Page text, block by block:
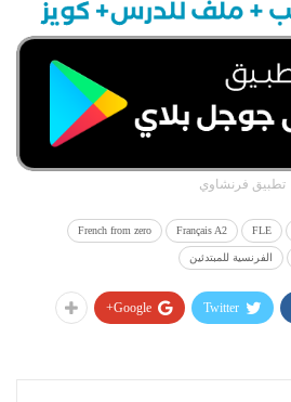
تطبيق فرنشاوي
FLE
Français A2
French from zero
الفرنسية للمبتدئين
Twitter
Google+